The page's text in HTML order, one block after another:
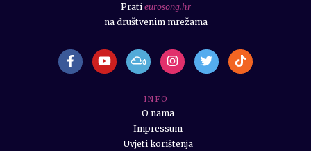
I N F O
O nama
Impressum
Uvjeti korištenja
Prati eurosong.hr
na društvenim mrežama